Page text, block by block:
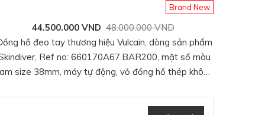
tạo nên giá trị lâu
thủ công thường
lượng 40 giờcho
Brand New
44.500.000 VND 48.000.000 VND
hồ đeo tay thương hiệu Vulcain, dòng sản phẩm
Ref no: 660170A67.BAR200, mặt số màu
size 38mm, máy tự động, vỏ đồng hồ thép không